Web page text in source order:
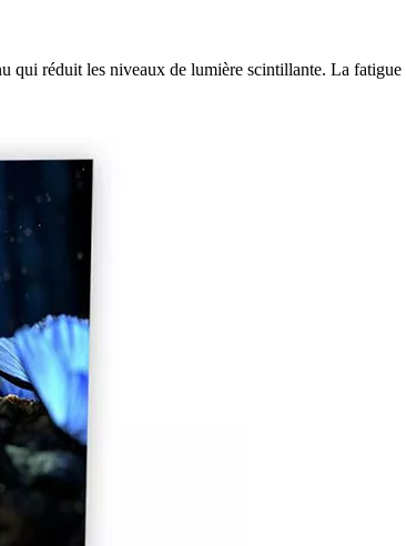
réduit les niveaux de lumière scintillante. La